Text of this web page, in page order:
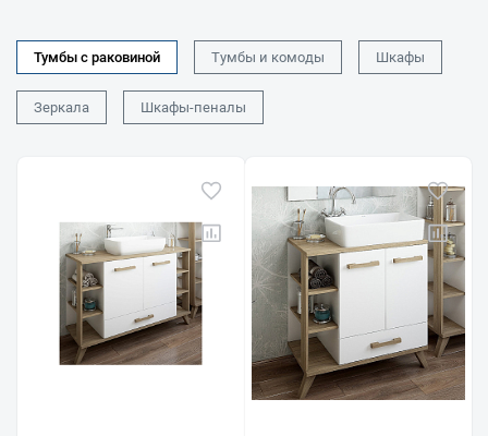
Тумбы с раковиной Тумбы и комоды Шкафы
Зеркала Шкафы-пеналы